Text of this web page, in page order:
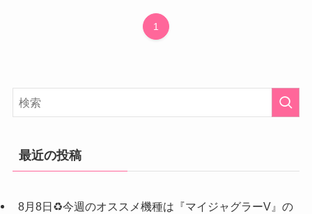
1
最近の投稿
8月8日♻️今週のオススメ機種は『マイジャグラーV』の